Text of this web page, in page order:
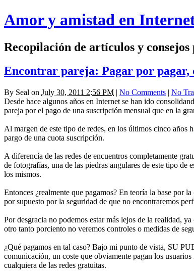
Amor y amistad en
Recopilación de artículos y
Encontrar pareja: Pagar por pagar,
By Seal on July 30, 2011 2:56 PM | No Comments | No
Desde hace algunos años en Internet se han ido
pareja por el pago de una suscripción mensual que en la
Al margen de este tipo de redes, en los últimos cinco años
pargo de una cuota suscripción.
A diferencía de las redes de encuentros completamente
de fotografías, una de las piedras angulares de este tipo de
los mismos.
Entonces ¿realmente que pagamos? En teoría la base por
por supuesto por la seguridad de que no encontraremos
Por desgracia no podemos estar más lejos de la realidad,
otro tanto porciento no veremos controles o medidas de
¿Qué pagamos en tal caso? Bajo mi punto de vista, SU
comunicación, un coste que obviamente pagan los
cualquiera de las redes gratuitas.